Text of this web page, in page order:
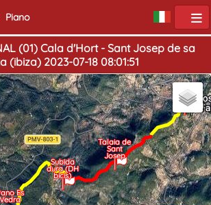
Piano
(01) Cala d'Hort - Sant Josep de sa
(ibiza) 2023-07-18 08:01:51
Fine
Es
Subida
dura (DH
bicis)
Talaia de
Sant
Josep
Sant
Josep